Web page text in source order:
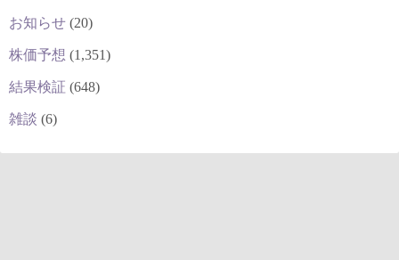
お知らせ (20)
株価予想 (1,351)
結果検証 (648)
雑談 (6)